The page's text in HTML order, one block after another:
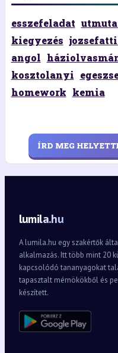
esszefeladat
kiegyezés
angol
kosztolanyi
homework kemia
ÍRD MEG
lumila.hu
A lumila.hu egy szakértők
alkalmazás. Itt több mint 20
kapcsolódó tananyagokat
tapasztalt mérnökökből és
készített.